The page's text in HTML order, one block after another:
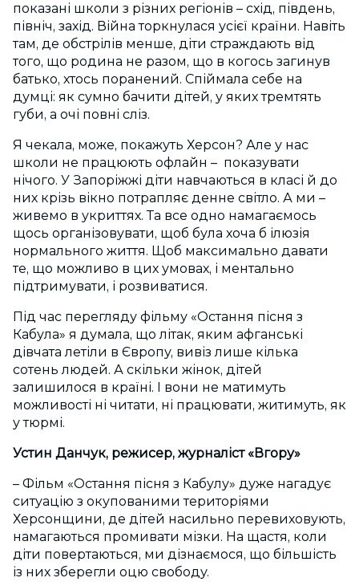
показані школи з різних регіонів – схід, південь,
північ, захід. Війна торкнулася усієї країни. Навіть
там, де обстрілів менше, діти страждають від
того, що родина не разом, що в когось загинув
батько, хтось поранений. Спіймала себе на
думці: як сумно бачити дітей, у яких тремтять
губи, а очі повні сліз.
Я чекала, може, покажуть Херсон? Але у нас
школи не працюють офлайн – показувати
нічого. У Запоріжжі діти навчаються в класі й до
них крізь вікно потрапляє денне світло. А ми –
живемо в укриттях. Та все одно намагаємось
щось організовувати, щоб була хоча б ілюзія
нормального життя. Щоб максимально давати
те, що можливо в цих умовах, і ментально
підтримувати, і розвиватися.
Під час перегляду фільму «Остання пісня з
Кабула» я думала, що літак, яким афганські
дівчата летіли в Європу, вивіз лише кілька
сотень людей. А скільки жінок, дітей
залишилося в країні. І вони не матимуть
можливості ні читати, ні працювати, житимуть, як
у тюрмі.
Устин Данчук, режисер, журналіст «Вгору»
– Фільм «Остання пісня з Кабулу» дуже нагадує
ситуацію з окупованими територіями
Херсонщини, де дітей насильно перевиховують,
намагаються промивати мізки. На щастя, коли
діти повертаються, ми дізнаємося, що більшість
із них зберегли оцю свободу.